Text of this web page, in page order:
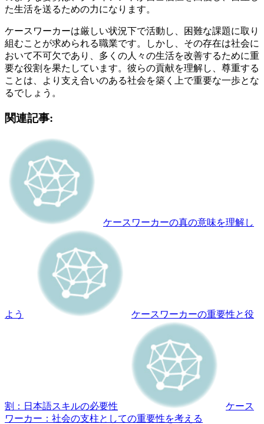
た生活を送るための力になります。
ケースワーカーは厳しい状況下で活動し、困難な課題に取り
組むことが求められる職業です。しかし、その存在は社会に
おいて不可欠であり、多くの人々の生活を改善するために重
要な役割を果たしています。彼らの貢献を理解し、尊重する
ことは、より支え合いのある社会を築く上で重要な一歩とな
るでしょう。
関連記事:
ケースワーカーの真の意味を理解し
よう ケースワーカーの重要性と役
割：日本語スキルの必要性
ケース
ワーカー：社会の支柱としての重要性を考える